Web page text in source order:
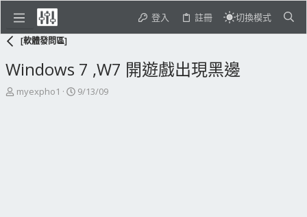
登入 註冊 切換模式
[軟體發問區]
Windows 7 ,W7 開遊戲出現黑邊
主
myexpho1
開
9/13/09